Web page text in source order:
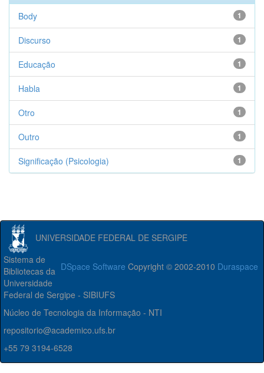
1
Body
1
Discurso
1
Educação
1
Habla
1
Otro
1
Outro
1
Significação (Psicologia)
UNIVERSIDADE FEDERAL DE SERGIPE
DSpace Software Copyright © 2002-2010 Duraspace
Sistema de
Bibliotecas da
Universidade
Federal de Sergipe - SIBIUFS
Núcleo de Tecnologia da Informação - NTI
repositorio@academico.ufs.br
+55 79 3194-6528